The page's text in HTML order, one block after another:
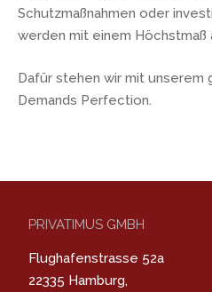
Schutzmaßnahmen oder
werden mit einem
Dafür stehen wir mit unserem
Demands Perfection.
PRIVATIMUS GMBH
Flughafenstrasse 52a
22335 Hamburg,